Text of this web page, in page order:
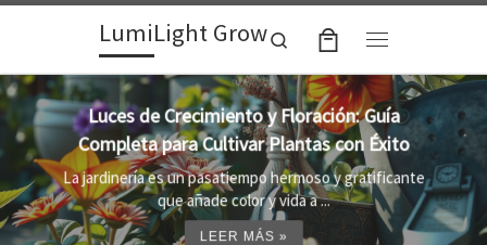
Skip to contentLumiLight Grow
Search
Lámparas para indoor: la clave para un
crecimiento óptimo de tus plantas
Al cultivar plantas en el interior, es importante
proporcionar el entorno adecuado ...
LEER MÁS »